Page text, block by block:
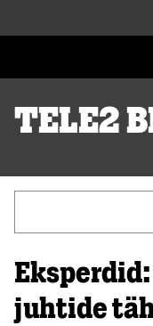
Tele2
juhtide